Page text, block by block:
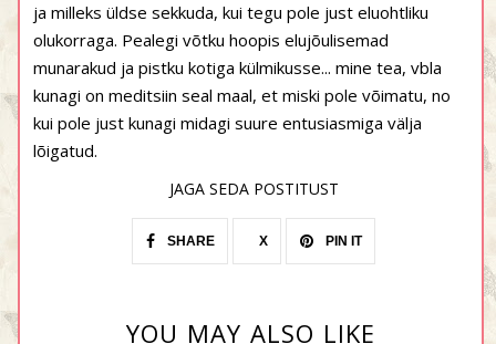
ja milleks üldse sekkuda, kui tegu pole just eluohtliku
olukorraga. Pealegi võtku hoopis elujõulisemad
munarakud ja pistku kotiga külmikusse... mine tea, vbla
kunagi on meditsiin seal maal, et miski pole võimatu, no
kui pole just kunagi midagi suure entusiasmiga välja
lõigatud.
JAGA SEDA POSTITUST
SHARE X PIN IT
YOU MAY ALSO LIKE